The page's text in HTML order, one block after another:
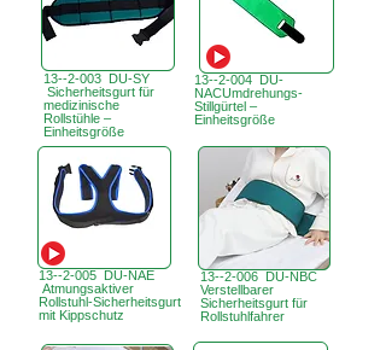
13--2-003 DU-SY
Sicherheitsgurt für
medizinische
Rollstühle –
Einheitsgröße
13--2-004 DU-
NACUmdrehungs-
Stillgürtel –
Einheitsgröße
13--2-005 DU-NAE
Atmungsaktiver
Rollstuhl-Sicherheitsgurt
mit Kippschutz
13--2-006 DU-NBC
Verstellbarer
Sicherheitsgurt für
Rollstuhlfahrer